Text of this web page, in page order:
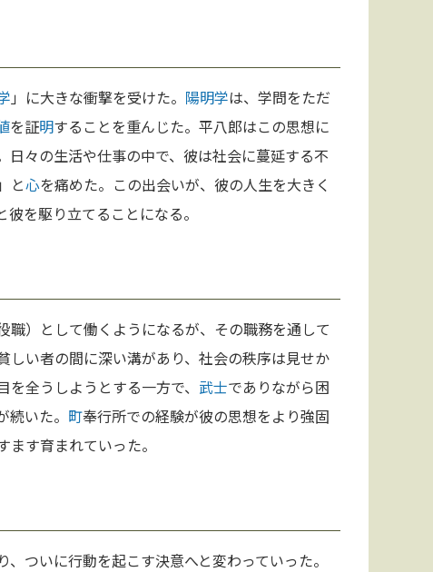
」に大きな衝撃を受けた。 陽明学は、学問をただ
を証明することを重んじた。平八郎はこの思想に
々の生活や仕事の中で、彼は社会に蔓延する不
と心を痛めた。この出会いが、彼の人生を大きく
を駆り立てることになる。
職）として働くようになるが、その職務を通して
い者の間に深い溝があり、社会の秩序は見せか
全うしようとする一方で、 武士でありながら困
いた。 町奉行所での経験が彼の思想をより強固
ます育まれていった。
ついに行動を起こす決意へと変わっていった。